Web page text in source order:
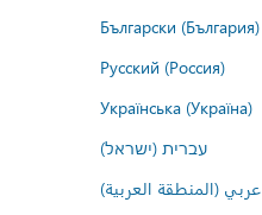
Български (България)
Русский (Россия)
Українська (Україна)
עברית (ישראל)
عربي (المنطقة العربية)